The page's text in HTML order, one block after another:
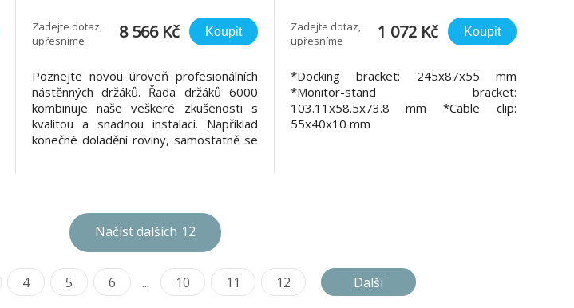
Zadejte dotaz,
upřesníme
8 566 Kč Koupit
Poznejte novou úroveň profesionálních
nástěnných držáků. Řada držáků 6000
kombinuje naše veškeré zkušenosti s
kvalitou a snadnou instalací. Například
konečné doladění roviny, samostatně se
Zadejte dotaz,
upřesníme
1 072 Kč Koupit
*Docking bracket: 245x87x55 mm
*Monitor-stand bracket:
103.11x58.5x73.8 mm *Cable clip:
55x40x10 mm
Načíst dalších 12
4 5 6 ... 10 11 12 Další